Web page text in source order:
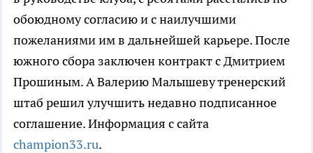
обоюдному согласию и с наилучшими
пожеланиями им в дальнейшей карьере. После
южного сбора заключен контракт с Дмитрием
Прошиным. А Валерию Малышеву тренерский
штаб решил улучшить недавно подписанное
соглашение. Информация с сайта
champion33.ru.